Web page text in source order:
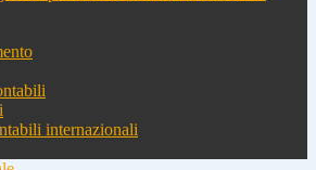
internazionali